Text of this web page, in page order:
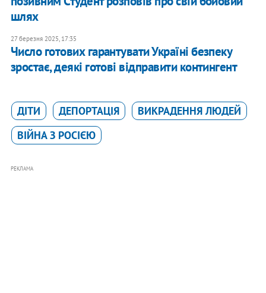
шлях
27 березня 2025, 17:35
Число готових гарантувати Україні безпеку
зростає, деякі готові відправити контингент
ДІТИ ДЕПОРТАЦІЯ
ВИКРАДЕННЯ ЛЮДЕЙ
ВІЙНА З РОСІЄЮ
РЕКЛАМА